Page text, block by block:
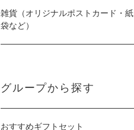
雑貨（オリジナルポストカード・紙
袋など）
グループから探す
おすすめギフトセット